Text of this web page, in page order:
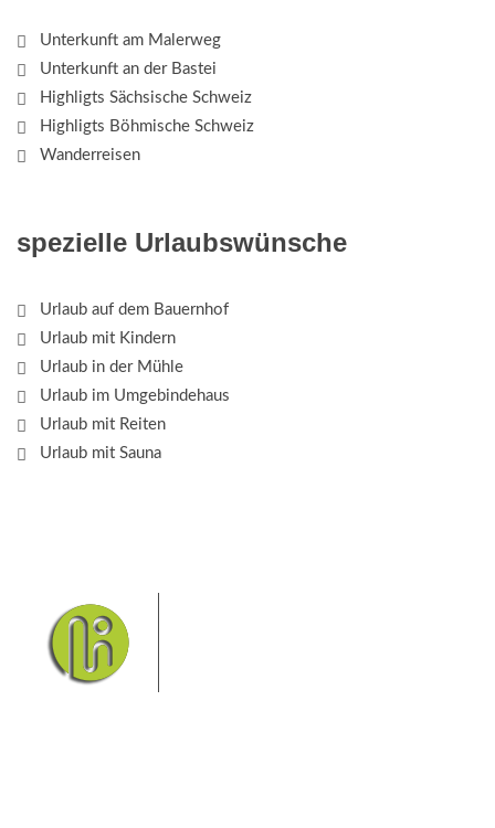
Unterkunft am Malerweg
Unterkunft an der Bastei
Highligts Sächsische Schweiz
Highligts Böhmische Schweiz
Wanderreisen
spezielle Urlaubswünsche
Urlaub auf dem Bauernhof
Urlaub mit Kindern
Urlaub in der Mühle
Urlaub im Umgebindehaus
Urlaub mit Reiten
Urlaub mit Sauna